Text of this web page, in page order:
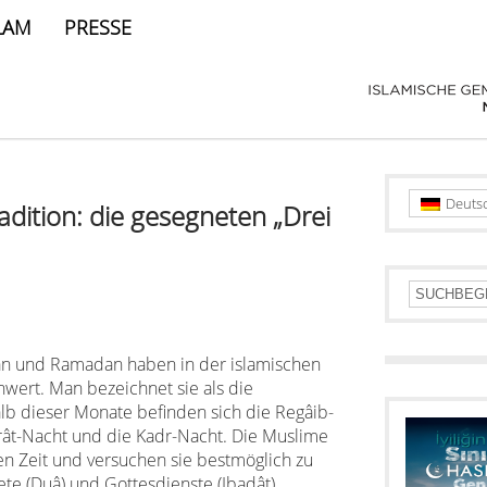
PRESSE
die gesegneten „Drei
und Ramadan haben in der islamischen
Man bezeichnet sie als die
dieser Monate befinden sich die Regâib-
Nacht und die Kadr-Nacht. Die Muslime
Zeit und versuchen sie bestmöglich zu